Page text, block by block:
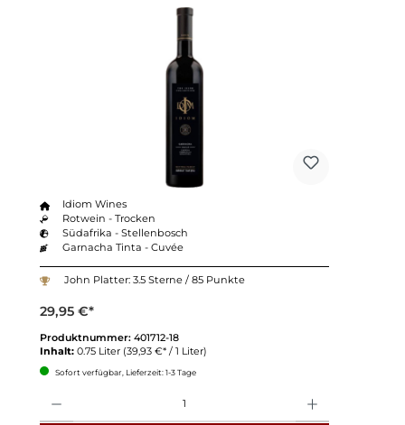
Idiom Wines
Rotwein - Trocken
Südafrika - Stellenbosch
Garnacha Tinta - Cuvée
John Platter: 3.5 Sterne / 85 Punkte
29,95 €*
Produktnummer: 401712-18
Inhalt: 0.75 Liter (39,93 €* / 1 Liter)
Sofort verfügbar, Lieferzeit: 1-3 Tage